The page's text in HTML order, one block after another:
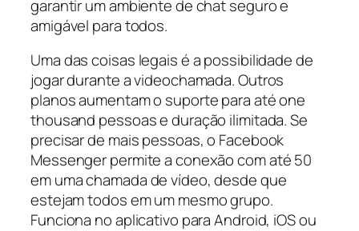
garantir um ambiente de chat seguro e
amigável para todos.
Uma das coisas legais é a possibilidade de
jogar durante a videochamada. Outros
planos aumentam o suporte para até one
thousand pessoas e duração ilimitada. Se
precisar de mais pessoas, o Facebook
Messenger permite a conexão com até 50
em uma chamada de vídeo, desde que
estejam todos em um mesmo grupo.
Funciona no aplicativo para Android, iOS ou